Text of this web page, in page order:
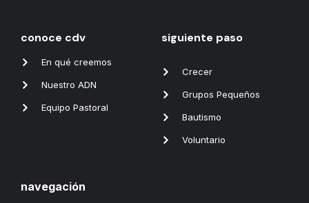
conoce cdv
En qué creemos
Nuestro ADN
Equipo Pastoral
siguiente paso
Crecer
Grupos Pequeños
Bautismo
Voluntario
navegación